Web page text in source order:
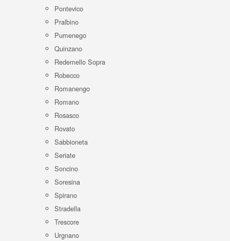
Pontevico
Pralbino
Pumenego
Quinzano
Redemello Sopra
Robecco
Romanengo
Romano
Rosasco
Rovato
Sabbioneta
Seriate
Soncino
Soresina
Spirano
Stradella
Trescore
Urgnano